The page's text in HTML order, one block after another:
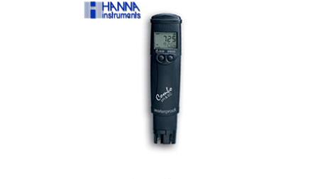
代理店募集
お問い合わせ
お電話でのお問い合わせ
054-270-4456